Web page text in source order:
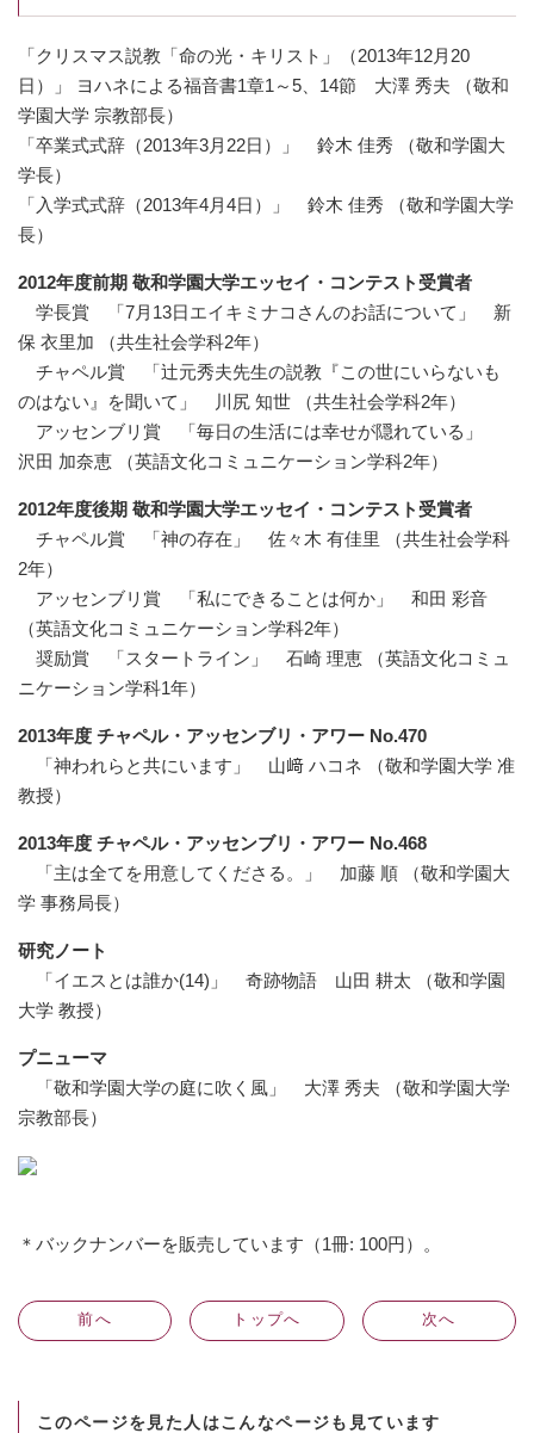
「クリスマス説教「命の光・キリスト」（2013年12月20
日）」 ヨハネによる福音書1章1～5、14節 大澤 秀夫 （敬和
学園大学 宗教部長）
「卒業式式辞（2013年3月22日）」 鈴木 佳秀 （敬和学園大
学長）
「入学式式辞（2013年4月4日）」 鈴木 佳秀 （敬和学園大学
長）
2012年度前期 敬和学園大学エッセイ・コンテスト受賞者
学長賞 「7月13日エイキミナコさんのお話について」 新
保 衣里加 （共生社会学科2年）
チャペル賞 「辻元秀夫先生の説教『この世にいらないも
のはない』を聞いて」 川尻 知世 （共生社会学科2年）
アッセンブリ賞 「毎日の生活には幸せが隠れている」
沢田 加奈恵 （英語文化コミュニケーション学科2年）
2012年度後期 敬和学園大学エッセイ・コンテスト受賞者
チャペル賞 「神の存在」 佐々木 有佳里 （共生社会学科
2年）
アッセンブリ賞 「私にできることは何か」 和田 彩音
（英語文化コミュニケーション学科2年）
奨励賞 「スタートライン」 石崎 理恵 （英語文化コミュ
ニケーション学科1年）
2013年度 チャペル・アッセンブリ・アワー No.470
「神われらと共にいます」 山﨑 ハコネ （敬和学園大学 准
教授）
2013年度 チャペル・アッセンブリ・アワー No.468
「主は全てを用意してくださる。」 加藤 順 （敬和学園大
学 事務局長）
研究ノート
「イエスとは誰か(14)」 奇跡物語 山田 耕太 （敬和学園
大学 教授）
プニューマ
「敬和学園大学の庭に吹く風」 大澤 秀夫 （敬和学園大学
宗教部長）
＊バックナンバーを販売しています（1冊: 100円）。
前へ トップへ 次へ
このページを見た人はこんなページも見ています